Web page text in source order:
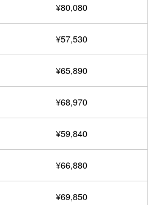
¥80,080
¥57,530
¥65,890
¥68,970
¥59,840
¥66,880
¥69,850